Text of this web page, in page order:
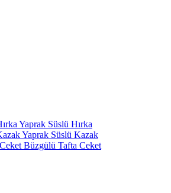
Yaprak Süslü Hırka
Yaprak Süslü Kazak
Büzgülü Tafta Ceket